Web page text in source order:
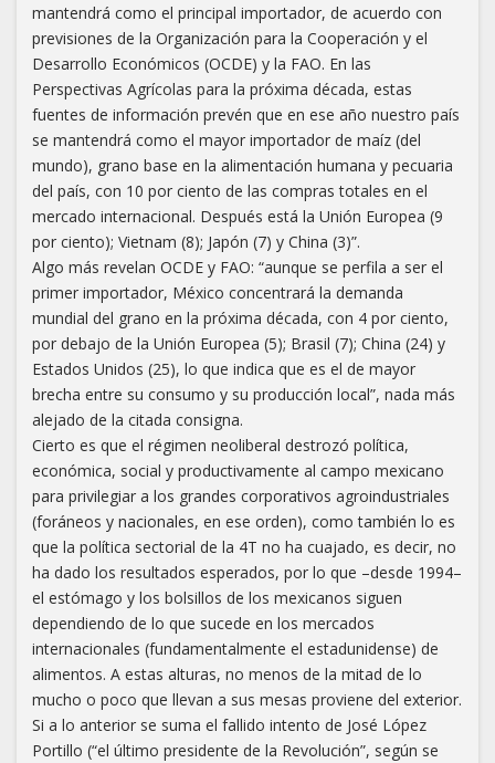
mantendrá como el principal importador, de acuerdo con
previsiones de la Organización para la Cooperación y el
Desarrollo Económicos (OCDE) y la FAO. En las
Perspectivas Agrícolas para la próxima década, estas
fuentes de información prevén que en ese año nuestro país
se mantendrá como el mayor importador de maíz (del
mundo), grano base en la alimentación humana y pecuaria
del país, con 10 por ciento de las compras totales en el
mercado internacional. Después está la Unión Europea (9
por ciento); Vietnam (8); Japón (7) y China (3)”.
Algo más revelan OCDE y FAO: “aunque se perfila a ser el
primer importador, México concentrará la demanda
mundial del grano en la próxima década, con 4 por ciento,
por debajo de la Unión Europea (5); Brasil (7); China (24) y
Estados Unidos (25), lo que indica que es el de mayor
brecha entre su consumo y su producción local”, nada más
alejado de la citada consigna.
Cierto es que el régimen neoliberal destrozó política,
económica, social y productivamente al campo mexicano
para privilegiar a los grandes corporativos agroindustriales
(foráneos y nacionales, en ese orden), como también lo es
que la política sectorial de la 4T no ha cuajado, es decir, no
ha dado los resultados esperados, por lo que –desde 1994–
el estómago y los bolsillos de los mexicanos siguen
dependiendo de lo que sucede en los mercados
internacionales (fundamentalmente el estadunidense) de
alimentos. A estas alturas, no menos de la mitad de lo
mucho o poco que llevan a sus mesas proviene del exterior.
Si a lo anterior se suma el fallido intento de José López
Portillo (“el último presidente de la Revolución”, según se